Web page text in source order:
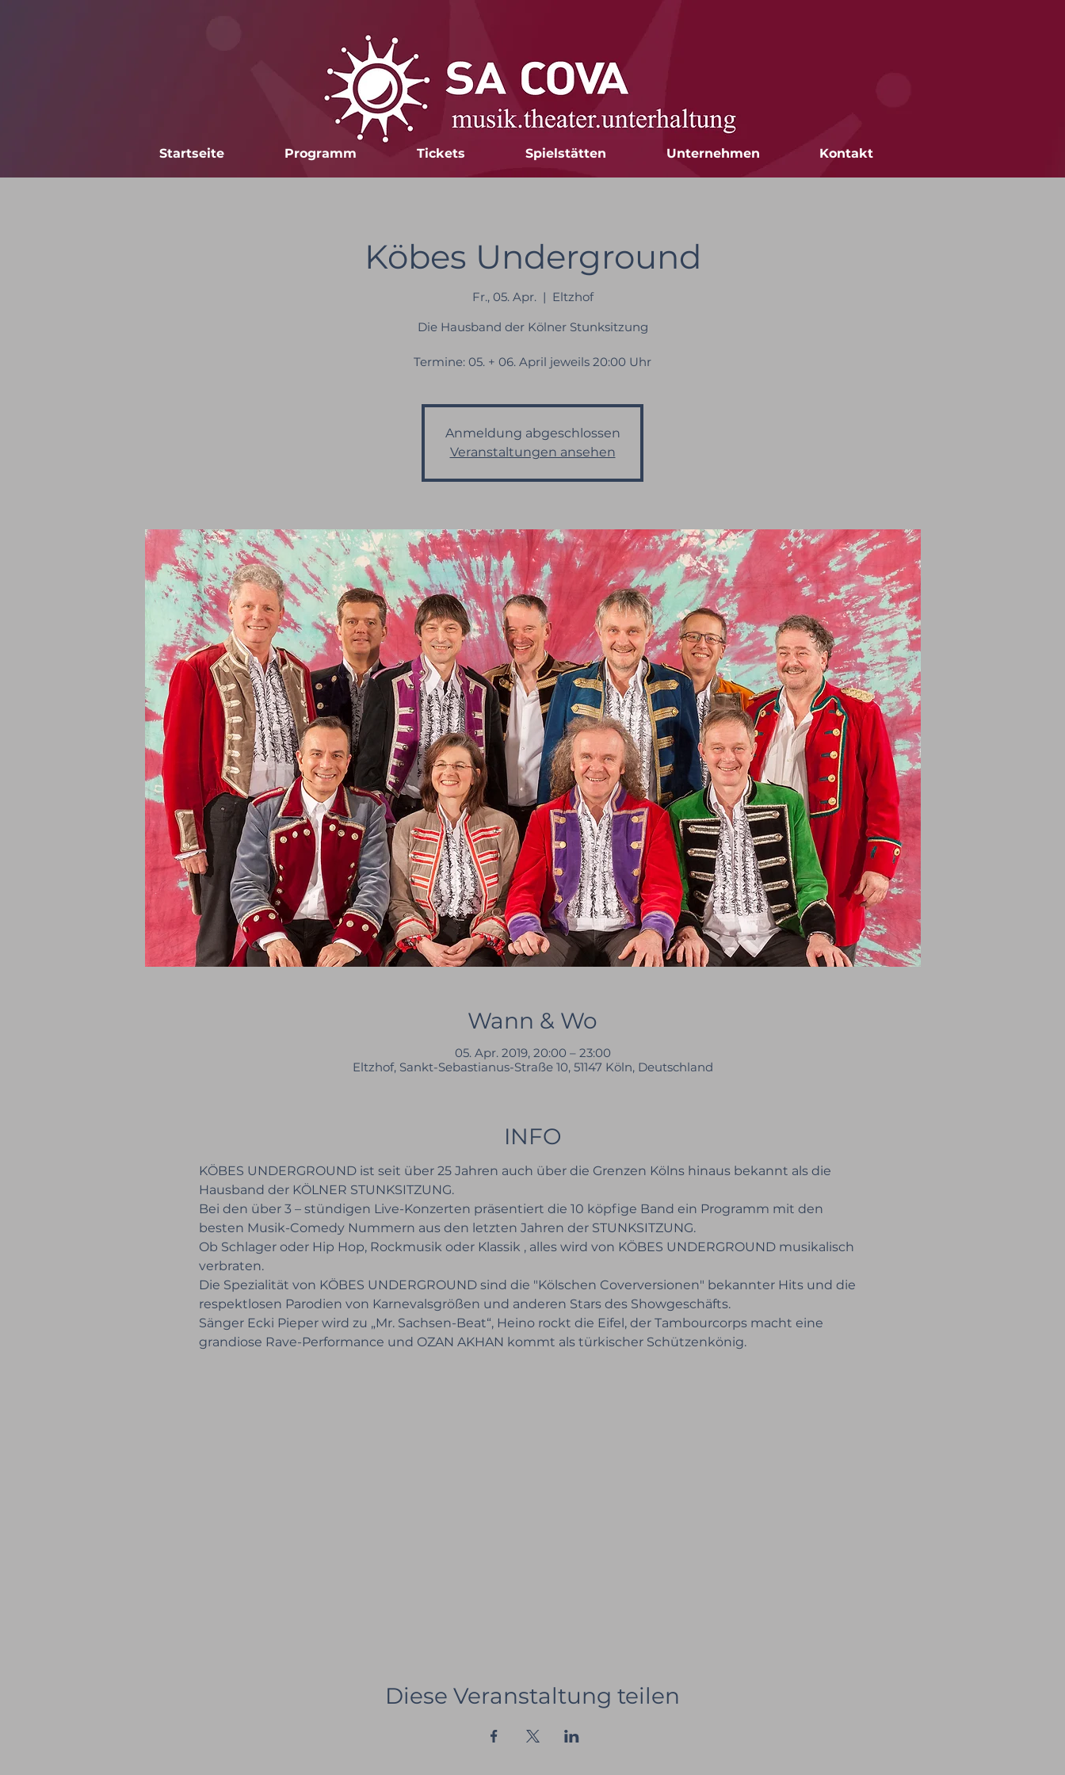
Startseite Programm Tickets Spielstätten Unternehmen Kontakt
Köbes Underground
Fr., 05. Apr.
  |
Eltzhof
Die Hausband der Kölner Stunksitzung
Termine: 05. + 06. April jeweils 20:00 Uhr
Anmeldung abgeschlossen
Veranstaltungen ansehen
Wann & Wo
05. Apr. 2019, 20:00 – 23:00
Eltzhof, Sankt-Sebastianus-Straße 10, 51147 Köln, Deutschland
INFO
KÖBES UNDERGROUND ist seit über 25 Jahren auch über die Grenzen Kölns hinaus bekannt als die
Hausband der KÖLNER STUNKSITZUNG.
Bei den über 3 – stündigen Live-Konzerten präsentiert die 10 köpfige Band ein Programm mit den
besten Musik-Comedy Nummern aus den letzten Jahren der STUNKSITZUNG.
Ob Schlager oder Hip Hop, Rockmusik oder Klassik , alles wird von KÖBES UNDERGROUND musikalisch
verbraten.
Die Spezialität von KÖBES UNDERGROUND sind die "Kölschen Coverversionen" bekannter Hits und die
respektlosen Parodien von Karnevalsgrößen und anderen Stars des Showgeschäfts.
Sänger Ecki Pieper wird zu „Mr. Sachsen-Beat“, Heino rockt die Eifel, der Tambourcorps macht eine
grandiose Rave-Performance und OZAN AKHAN kommt als türkischer Schützenkönig.
Diese Veranstaltung teilen